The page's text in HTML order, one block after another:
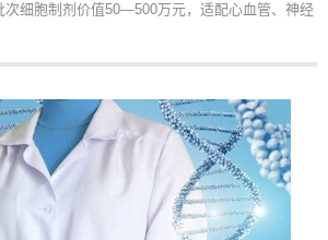
次细胞制剂价值50—500万元，适配心血管、神经